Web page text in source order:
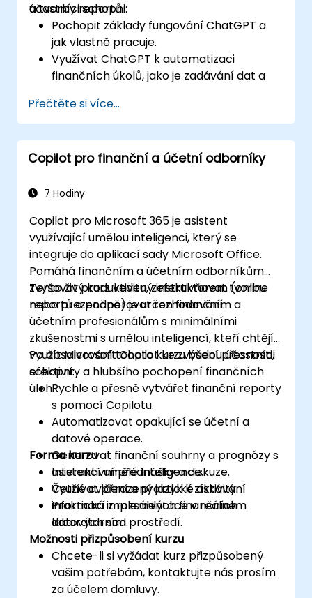
a tvorby reportů.
účastníci schopni:
Pochopit základy fungování ChatGPT a
jak vlastně pracuje.
Využívat ChatGPT k automatizaci
finančních úkolů, jako je zadávání dat a
Analyzovat finanční data pomocí
ChatGPT za účelem získání užitečných
poznatků a podloženého rozhodování.
Vytvářet vlastní modely ChatGPT určené
Přečtěte si více...
Copilot pro finanční a účetní odborníky
7 Hodiny
Copilot pro Microsoft 365 je asistent
využívající umělou inteligenci, který se
integruje do aplikací sady Microsoft Office.
Pomáhá finančním a účetním odborníkům
zvyšovat produktivitu, zefektivňovat tvorbu
reportů a podporovat rozhodování.
Tento živý kurz vedený instruktorem (online
nebo prezenčně) je určen finančním a
účetním profesionálům s minimálními
zkušenostmi s umělou inteligencí, kteří chtějí
využít Microsoft Copilot ke zvýšení přesnosti,
efektivity a hlubšího pochopení finančních
úloh.
Po absolvování tohoto kurzu budou účastníci
schopni:
Rychle a přesně vytvářet finanční reporty
s pomocí Copilotu.
Automatizovat opakující se účetní a
datové operace.
Generovat finanční souhrny a prognózy s
asistencí umělé inteligence.
Využívat přirozený jazyk k získávání
informací z rozsáhlých finančních
datových sad.
Forma kurzu
Interaktivní přednášky a diskuze.
Četné cvičení a praktické aktivity.
Praktická implementace v reálném
laboratorním prostředí.
Možnosti přizpůsobení kurzu
Chcete-li si vyžádat kurz přizpůsobený
vašim potřebám, kontaktujte nás prosím
za účelem domluvy.